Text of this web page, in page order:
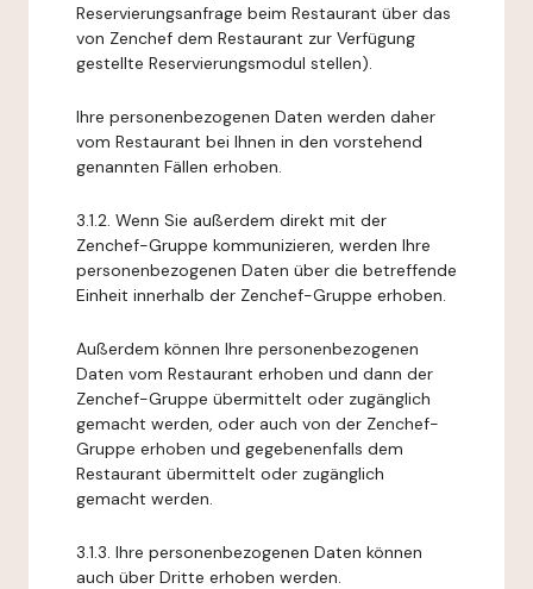
Reservierungsanfrage beim Restaurant über das
von Zenchef dem Restaurant zur Verfügung
gestellte Reservierungsmodul stellen).
Ihre personenbezogenen Daten werden daher
vom Restaurant bei Ihnen in den vorstehend
genannten Fällen erhoben.
3.1.2. Wenn Sie außerdem direkt mit der
Zenchef-Gruppe kommunizieren, werden Ihre
personenbezogenen Daten über die betreffende
Einheit innerhalb der Zenchef-Gruppe erhoben.
Außerdem können Ihre personenbezogenen
Daten vom Restaurant erhoben und dann der
Zenchef-Gruppe übermittelt oder zugänglich
gemacht werden, oder auch von der Zenchef-
Gruppe erhoben und gegebenenfalls dem
Restaurant übermittelt oder zugänglich
gemacht werden.
3.1.3. Ihre personenbezogenen Daten können
auch über Dritte erhoben werden.